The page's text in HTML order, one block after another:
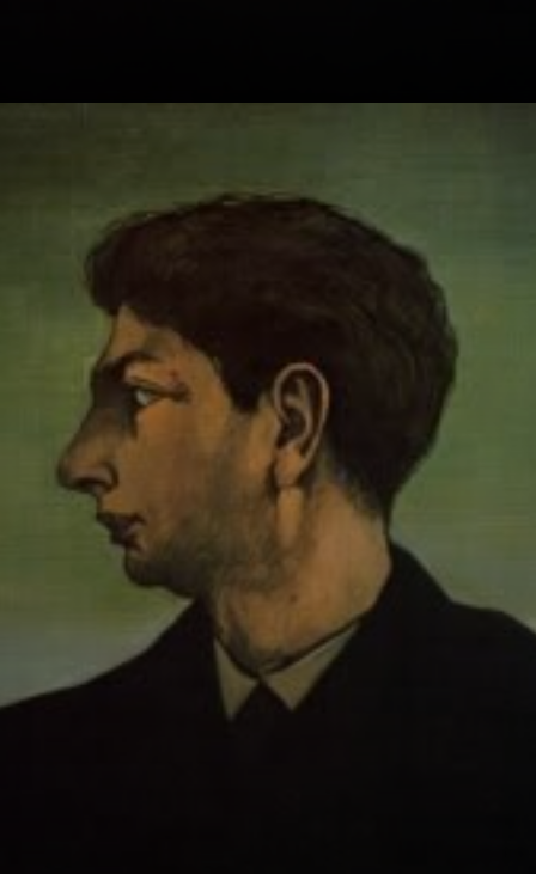
Él amaba lo
clásico. La
mitología y la
arquitectura
antigua eran su
obsesión, su
musa principal.